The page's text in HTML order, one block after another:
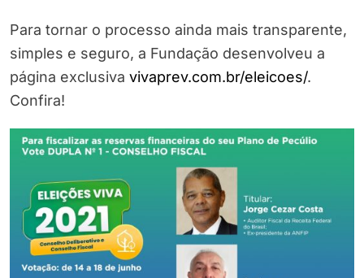
Para tornar o processo ainda mais transparente,
simples e seguro, a Fundação desenvolveu a
página exclusiva vivaprev.com.br/eleicoes/.
Confira!